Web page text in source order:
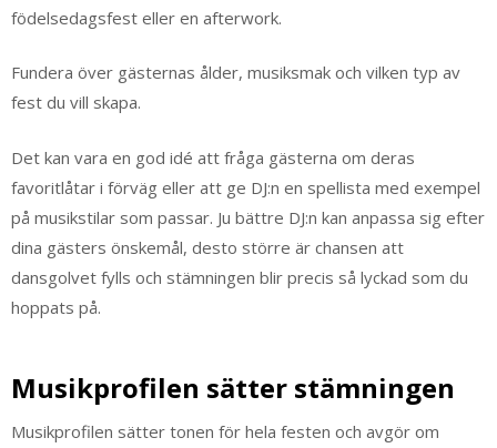
födelsedagsfest eller en afterwork.
Fundera över gästernas ålder, musiksmak och vilken typ av
fest du vill skapa.
Det kan vara en god idé att fråga gästerna om deras
favoritlåtar i förväg eller att ge DJ:n en spellista med exempel
på musikstilar som passar. Ju bättre DJ:n kan anpassa sig efter
dina gästers önskemål, desto större är chansen att
dansgolvet fylls och stämningen blir precis så lyckad som du
hoppats på.
Musikprofilen sätter stämningen
Musikprofilen sätter tonen för hela festen och avgör om